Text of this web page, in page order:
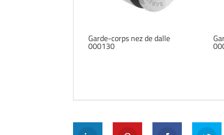
Garde-corps nez de dalle
000130